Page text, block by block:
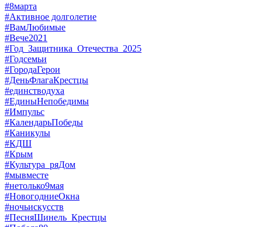
#8марта
#Активное долголетие
#ВамЛюбимые
#Вече2021
#Год_Защитника_Отечества_2025
#Годсемьи
#ГородаГерои
#ДеньФлагаКрестцы
#единстводуха
#ЕдиныНепобедимы
#Импульс
#КалендарьПобеды
#Каникулы
#КДШ
#Крым
#Культура_ряДом
#мывместе
#нетолько9мая
#НовогодниеОкна
#ночьискусств
#ПесняШинель_Крестцы